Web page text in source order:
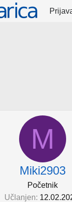
M
Miki2903
Početnik
Učlanjen